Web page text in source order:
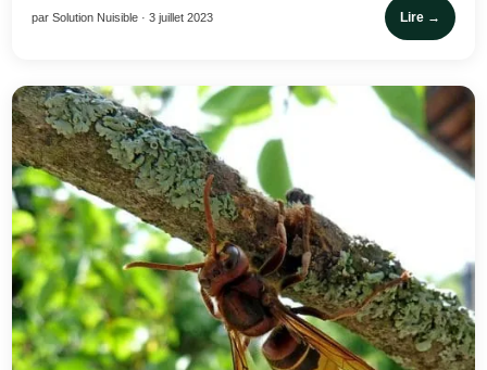
par Solution Nuisible · 3 juillet 2023 Lire →